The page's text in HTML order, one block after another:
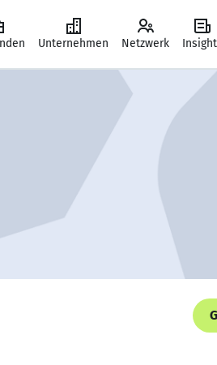
Unternehmen Netzwerk